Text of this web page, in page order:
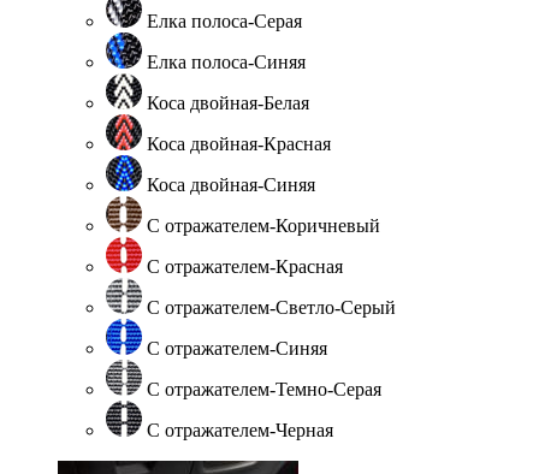
Елка полоса-Серая
Елка полоса-Синяя
Коса двойная-Белая
Коса двойная-Красная
Коса двойная-Синяя
С отражателем-Коричневый
С отражателем-Красная
С отражателем-Светло-Серый
С отражателем-Синяя
С отражателем-Темно-Серая
С отражателем-Черная